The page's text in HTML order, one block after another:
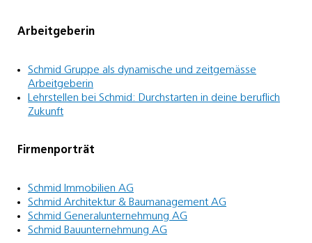
Arbeitgeberin
Schmid Gruppe als dynamische und zeitgemässe
Arbeitgeberin
Lehrstellen bei Schmid: Durchstarten in deine beruflich
Zukunft
Firmenporträt
Schmid Immobilien AG
Schmid Architektur & Baumanagement AG
Schmid Generalunternehmung AG
Schmid Bauunternehmung AG